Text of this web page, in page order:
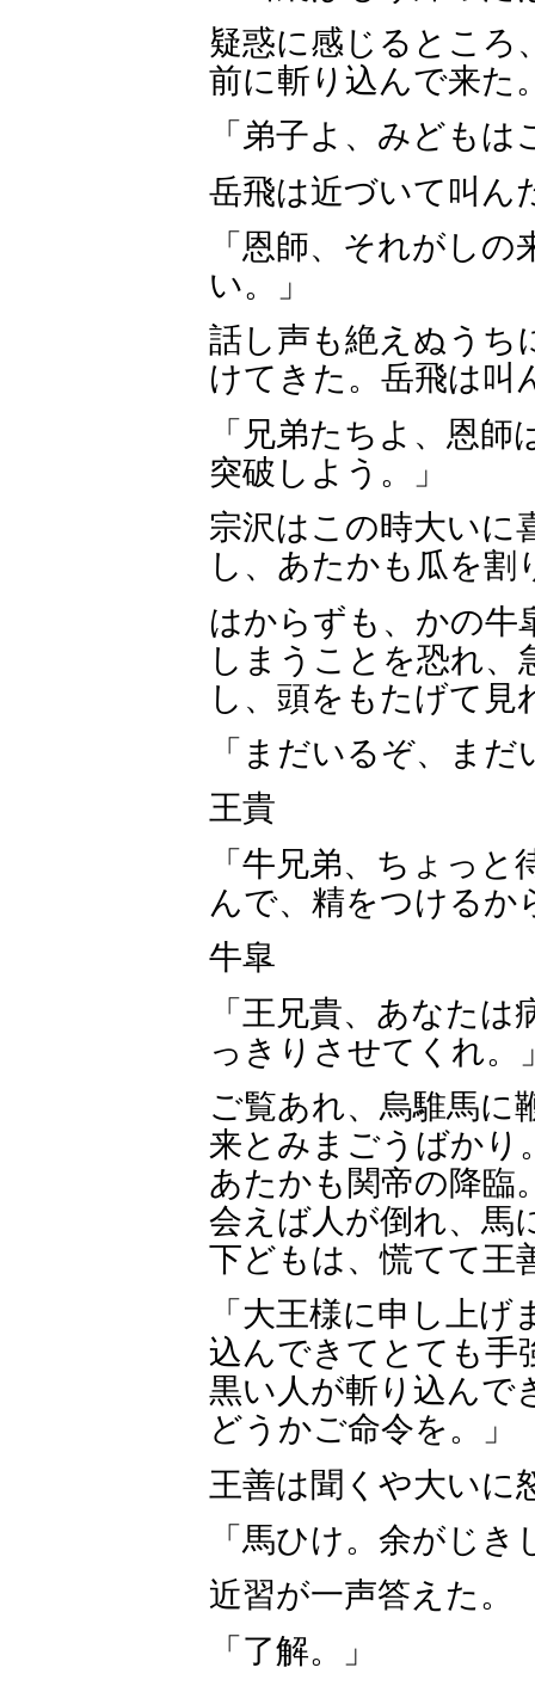
疑惑に感じるところ
前に斬り込んで来た
「弟子よ、みどもは
岳飛は近づいて叫ん
「恩師、それがし
い。」
話し声も絶えぬうち
けてきた。岳飛は叫
「兄弟たちよ、恩
突破しよう。」
宗沢はこの時大いに
し、あたかも瓜を割
はからずも、かの牛
しまうことを恐れ
し、頭をもたげて見
「まだいるぞ、まだ
王貴
「牛兄弟、ちょっ
んで、精をつけるか
牛皐
「王兄貴、あなた
っきりさせてくれ。
ご覧あれ、烏騅馬に
来とみまごうばかり
あたかも関帝の降臨
会えば人が倒れ、馬
下どもは、慌てて王
「大王様に申し上
込んできてとても手
黒い人が斬り込んで
どうかご命令を。」
王善は聞くや大いに
「馬ひけ。余がじ
近習が一声答えた。
「了解。」